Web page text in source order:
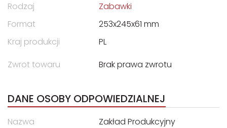
Rodzaj
Zabawki
Format
253x245x61 mm
Kraj produkcji
PL
Zwrot towaru
Brak prawa zwrotu
DANE OSOBY ODPOWIEDZIALNEJ
Nazwa
Zakład Produkcyjny